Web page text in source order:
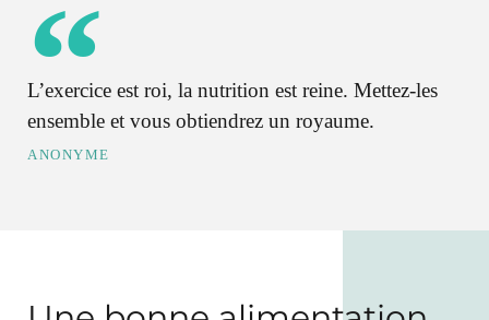
L’exercice est roi, la nutrition est reine. Mettez-les
ensemble et vous obtiendrez un royaume.
ANONYME